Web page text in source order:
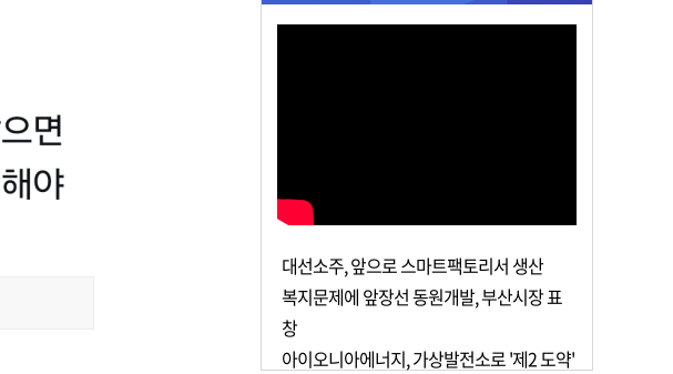
대선소주, 앞으로 스마트팩토리서 생산
복지문제에 앞장선 동원개발, 부산시장 표
창
아이오니아에너지, 가상발전소로 '제2 도약'